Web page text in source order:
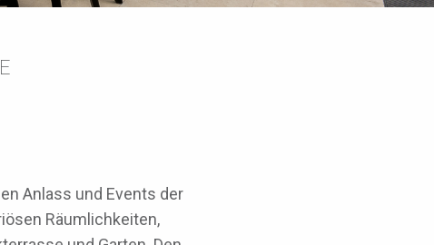
Anlass und Events der
Räumlichkeiten,